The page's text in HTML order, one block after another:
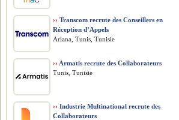
›› Transcom recrute des Conseillers en
Réception d’Appels
Ariana, Tunis, Tunisie
›› Armatis recrute des Collaborateurs
Tunis, Tunisie
›› Industrie Multinational recrute des
Collaborateurs